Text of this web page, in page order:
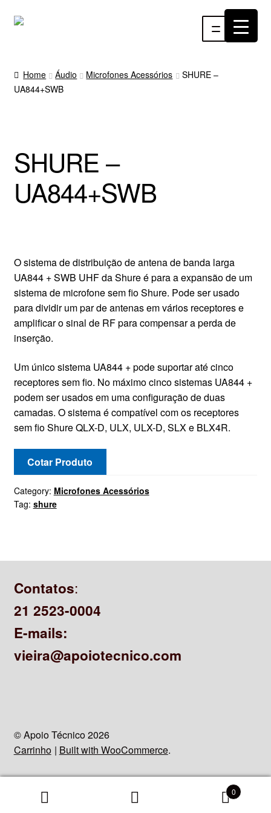
Pular
Pular
conteúdo
Menu
ÁUDIO
VÍDEO
RÁDIO WEBTV
CONTATO
Home Áudio Microfones Acessórios
SHURE –
UA844+SWB
SHURE –
UA844+SWB
O sistema de distribuição de antena de banda larga
UA844 + SWB UHF da Shure é para a expansão de um
sistema de microfone sem fio Shure. Pode ser usado
para dividir um par de antenas em vários receptores e
amplificar o sinal de RF para compensar a perda de
inserção.
Um único sistema UA844 + pode suportar até cinco
receptores sem fio. No máximo cinco sistemas UA844 +
podem ser usados ​​em uma configuração de duas
camadas. O sistema é compatível com os receptores
sem fio Shure QLX-D, ULX, ULX-D, SLX e BLX4R.
Cotar Produto
Category: Microfones Acessórios
Tag: shure
Contatos:
21 2523-0004
E-mails:
vieira@apoiotecnico.com
© Apoio Técnico 2026
Carrinho
Built with WooCommerce.
0